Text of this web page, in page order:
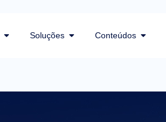
Soluções Conteúdos